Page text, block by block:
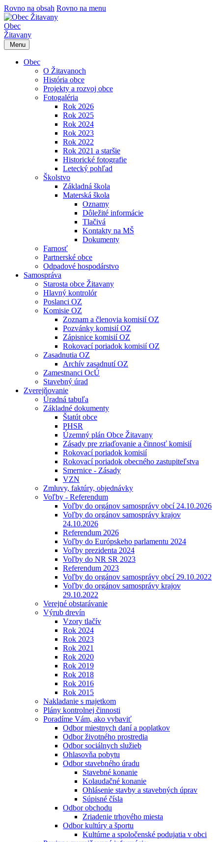
Rovno na obsah Rovno na menu
Obec
Žitavany
Menu
Obec
O Žitavanoch
História obce
Projekty a rozvoj obce
Fotogaléria
Rok 2026
Rok 2025
Rok 2024
Rok 2023
Rok 2022
Rok 2021 a staršie
Historické fotografie
Letecký pohľad
Školstvo
Základná škola
Materská škola
Oznamy
Dôležité informácie
Tlačivá
Kontakty na MŠ
Dokumenty
Farnosť
Partnerské obce
Odpadové hospodárstvo
Samospráva
Starosta obce Žitavany
Hlavný kontrolór
Poslanci OZ
Komisie OZ
Zoznam a členovia komisií OZ
Pozvánky komisií OZ
Zápisnice komisií OZ
Rokovací poriadok komisií OZ
Zasadnutia OZ
Archív zasadnutí OZ
Zamestnanci OcÚ
Stavebný úrad
Zverejňovanie
Úradná tabuľa
Základné dokumenty
Štatút obce
PHSR
Územný plán Obce Žitavany
Zásady pre zriaďovanie a činnosť komisií
Rokovací poriadok komisií
Rokovací poriadok obecného zastupiteľstva
Smernice - Zásady
VZN
Zmluvy, faktúry, objednávky
Voľby - Referendum
Voľby do orgánov samosprávy obcí 24.10.2026
Voľby do orgánov samosprávy krajov
24.10.2026
Referendum 2026
Voľby do Európskeho parlamentu 2024
Voľby prezidenta 2024
Voľby do NR SR 2023
Referendum 2023
Voľby do orgánov samosprávy obcí 29.10.2022
Voľby do orgánov samosprávy krajov
29.10.2022
Verejné obstarávanie
Výrub drevín
Vzory tlačív
Rok 2024
Rok 2023
Rok 2021
Rok 2020
Rok 2019
Rok 2018
Rok 2016
Rok 2015
Nakladanie s majetkom
Plány kontrolnej činnosti
Poradíme Vám, ako vybaviť
Odbor miestnych daní a poplatkov
Odbor životného prostredia
Odbor sociálnych služieb
Ohlasovňa pobytu
Odbor stavebného úradu
Stavebné konanie
Kolaudačné konanie
Ohlásenie stavby a stavebných úprav
Súpisné čísla
Odbor obchodu
Zriadenie trhového miesta
Odbor kultúry a športu
Kultúrne a spoločenské podujatia v obci